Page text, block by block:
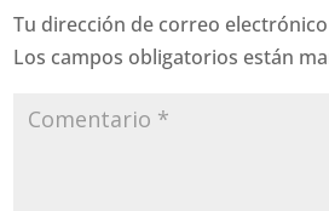
Tu dirección de correo
Los campos obligatorios están